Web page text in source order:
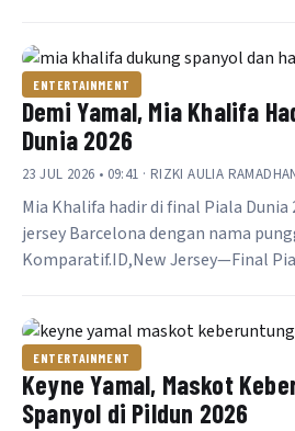
ENTERTAINMENT
Demi Yamal, Mia Khalifa
Dunia 2026
23 JUL 2026 • 09:41 · RIZKI AULIA
Mia Khalifa hadir di final Piala Dunia
jersey Barcelona dengan nama
Komparatif.ID,New Jersey—Final
ENTERTAINMENT
Keyne Yamal, Maskot
Spanyol di Pildun 2026